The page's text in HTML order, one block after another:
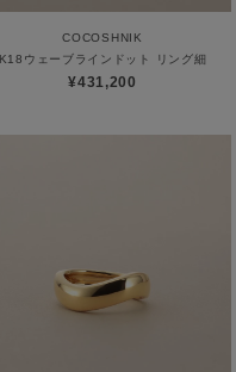
COCOSHNIK
K18ウェーブラインドット リング細
¥431,200